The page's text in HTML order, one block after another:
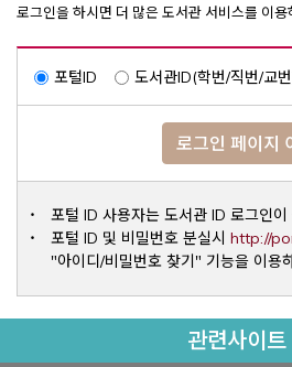
로그인을 하시면 더 많은 도서관 서비스를 이용
포털ID 도서관ID(학번/직번/교
로그인 페이지
포털 ID 사용자는 도서관 ID 로그인이
포털 ID 및 비밀번호 분실시 http://
"아이디/비밀번호 찾기" 기능을 이용
관련사이트